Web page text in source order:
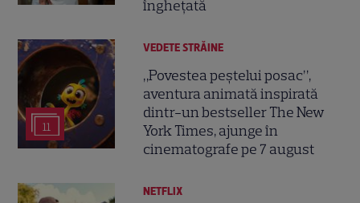
înghețată
11
VEDETE STRĂINE
„Povestea peștelui posac”,
aventura animată inspirată
dintr-un bestseller The New
York Times, ajunge în
cinematografe pe 7 august
NETFLIX